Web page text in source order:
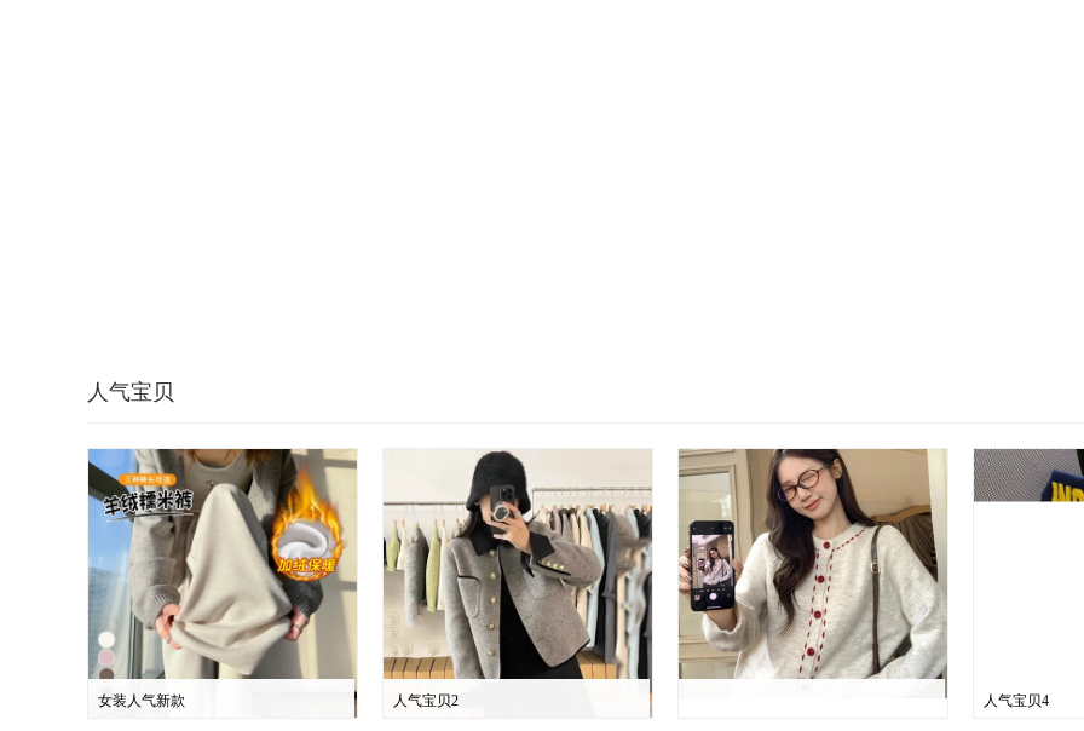
人气宝贝
女装人气新款 人气宝贝2 人气宝贝4